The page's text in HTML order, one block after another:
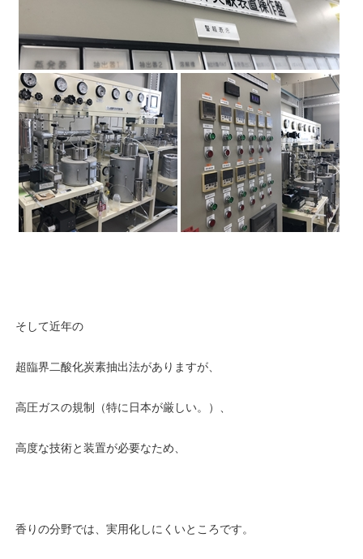
そして近年の
超臨界二酸化炭素抽出法がありますが、
高圧ガスの規制（特に日本が厳しい。）、
高度な技術と装置が必要なため、
香りの分野では、実用化しにくいところです。